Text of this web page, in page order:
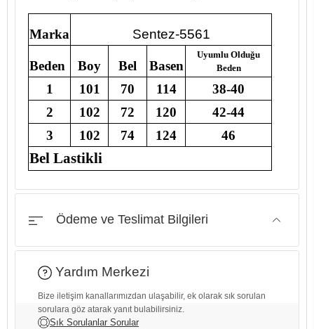
Marka Sentez-5561
Beden Boy Bel Basen
Uyumlu Olduğu
Beden
1 101 70 114
38-40
2
102 72 120
42-44
3
102 74 124 46
Bel Lastikli
Ödeme ve Teslimat Bilgileri
Yardım Merkezi
Bize iletişim kanallarımızdan ulaşabilir, ek olarak sık sorulan
sorulara göz atarak yanıt bulabilirsiniz.
Sık Sorulanlar Sorular